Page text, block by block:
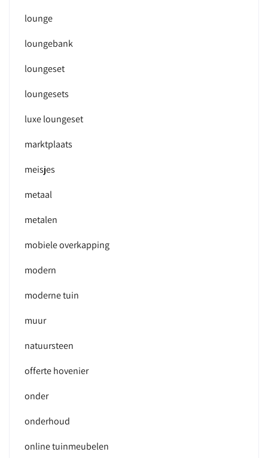
lounge
loungebank
loungeset
loungesets
luxe loungeset
marktplaats
meisjes
metaal
metalen
mobiele overkapping
modern
moderne tuin
muur
natuursteen
offerte hovenier
onder
onderhoud
online tuinmeubelen